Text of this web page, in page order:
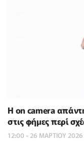
Η on camera
στις φήμες περί
12:00 - 26 ΜΑΡΤΙΟΥ 2026